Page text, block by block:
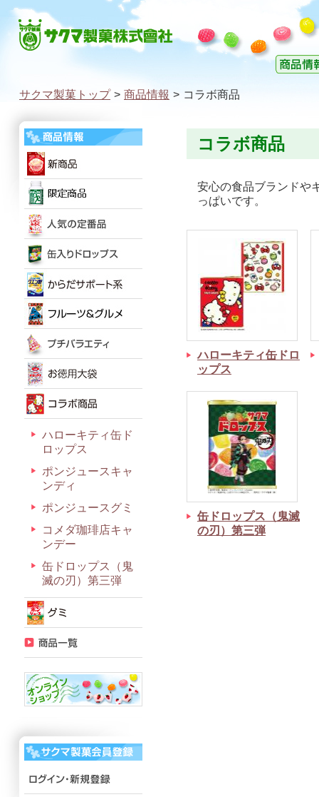
サクマ製菓トップ > 商品情報 > コラボ商品
ハローキティ缶ド
ロップス
ポンジュースキャ
ンディ
ポンジュースグミ
コメダ珈琲店キャ
ンデー
缶ドロップス（鬼
滅の刃）第三弾
コラボ商品
安心の食品ブランドや
っぱいです。
ハローキティ缶ドロ
ップス
缶ドロップス（鬼滅
の刃）第三弾